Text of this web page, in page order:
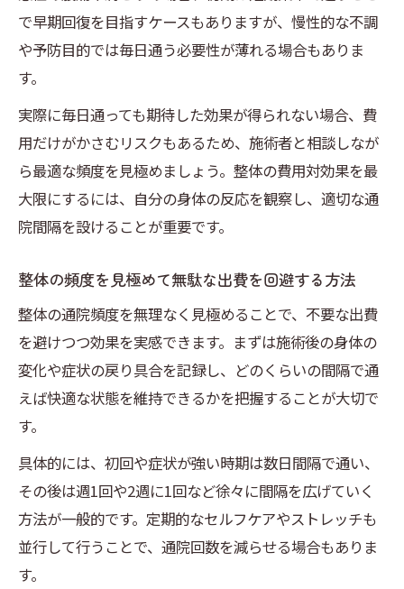
で早期回復を目指すケースもありますが、慢性的な不調
や予防目的では毎日通う必要性が薄れる場合もありま
す。
実際に毎日通っても期待した効果が得られない場合、費
用だけがかさむリスクもあるため、施術者と相談しなが
ら最適な頻度を見極めましょう。整体の費用対効果を最
大限にするには、自分の身体の反応を観察し、適切な通
院間隔を設けることが重要です。
整体の頻度を見極めて無駄な出費を回避する方法
整体の通院頻度を無理なく見極めることで、不要な出費
を避けつつ効果を実感できます。まずは施術後の身体の
変化や症状の戻り具合を記録し、どのくらいの間隔で通
えば快適な状態を維持できるかを把握することが大切で
す。
具体的には、初回や症状が強い時期は数日間隔で通い、
その後は週1回や2週に1回など徐々に間隔を広げていく
方法が一般的です。定期的なセルフケアやストレッチも
並行して行うことで、通院回数を減らせる場合もありま
す。